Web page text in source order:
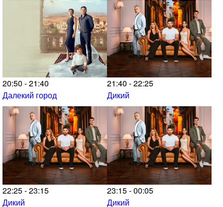
20:50 - 21:40
Далекий город
21:40 - 22:25
Дикий
22:25 - 23:15
Дикий
23:15 - 00:05
Дикий